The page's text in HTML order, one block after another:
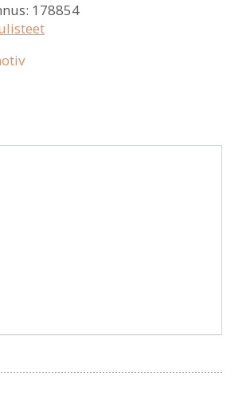
178854